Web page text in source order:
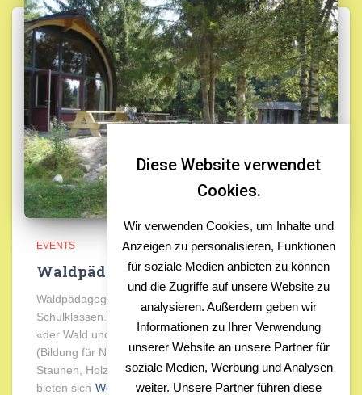
EVENTS
Waldpädagogik auf dem Naturcamp
Waldpädagogische Angebote für Gruppen und
Schulklassen.Vielfältige Angebote rund um die Themen
«der Wald und seine Tiere», «Feuer & Kochen»,BNE
(Bildung für Nachhaltige Entwicklung), Forschen &
Staunen, Holz & Bauen u.v.m. Auf dem Naturcamp
bieten sich Weiterlesen
Diese Website verwendet
Cookies.
Wir verwenden Cookies, um Inhalte und
Anzeigen zu personalisieren, Funktionen
für soziale Medien anbieten zu können
und die Zugriffe auf unsere Website zu
analysieren. Außerdem geben wir
Informationen zu Ihrer Verwendung
unserer Website an unsere Partner für
soziale Medien, Werbung und Analysen
weiter. Unsere Partner führen diese